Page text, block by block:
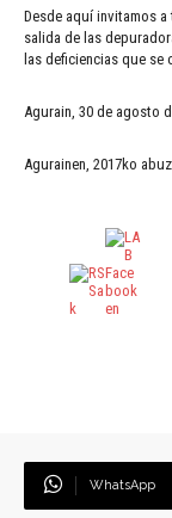
Desde aquí invitamos
salida de las
las deficiencias que se
Agurain, 30 de agosto
Agurainen, 2017ko
WhatsApp